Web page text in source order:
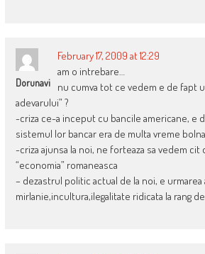
Dorunavi
February 17, 2009 at 12:29
am o intrebare…
nu cumva tot ce vedem e de fapt
adevarului” ?
-criza ce-a inceput cu bancile americane, e
sistemul lor bancar era de multa vreme
-criza ajunsa la noi, ne forteaza sa vedem cit
“economia” romaneasca
– dezastrul politic actual de la noi, e urmarea
mirlanie,incultura,ilegalitate ridicata la rang